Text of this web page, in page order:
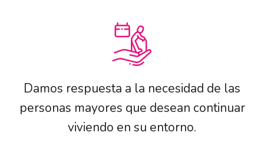
Damos respuesta a la necesidad de las
personas mayores que desean continuar
viviendo en su entorno.